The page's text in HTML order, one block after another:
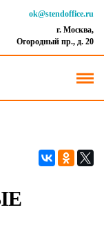
ok@stendoffice.ru
г. Москва,
Огородный пр., д. 20